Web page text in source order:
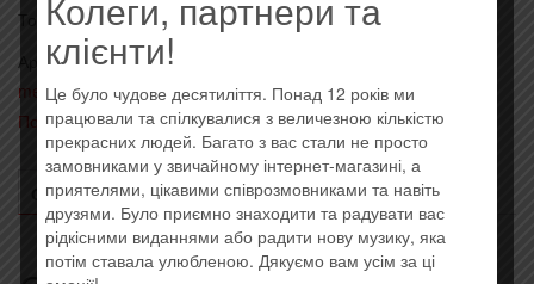
Товар закінчився!
Артикул:00602567949756
metal, industrial,Иностранные исполнители на виниле
Последние поступления
ОПИСАНИЕ ОТЗЫВЫ (0)
клієнти!
Це було чудове десятиліття. Понад 12 років ми
працювали та спілкувалися з величезною кількістю
прекрасних людей. Багато з вас стали не просто
замовниками у звичайному інтернет-магазині, а
приятелями, цікавими співрозмовниками та навіть
друзями. Було приємно знаходити та радувати вас
рідкісними виданнями або радити нову музику, яка
потім ставала улюбленою. Дякуємо вам усім за ці